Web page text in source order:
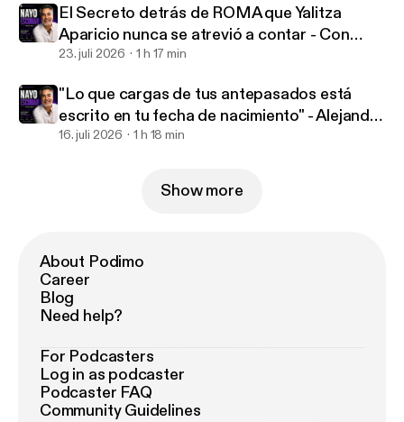
El Secreto detrás de ROMA que Yalitza
Aparicio nunca se atrevió a contar - Con
Nayo Escobar
23. juli 2026 1 h 17 min
"Lo que cargas de tus antepasados está
escrito en tu fecha de nacimiento" - Alejandro
Numerólogo
16. juli 2026 1 h 18 min
Show more
About Podimo
Career
Blog
Need help?
For Podcasters
Log in as podcaster
Podcaster FAQ
Community Guidelines